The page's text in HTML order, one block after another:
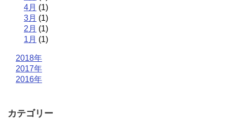
4月 (1)
3月 (1)
2月 (1)
1月 (1)
2018年
2017年
2016年
カテゴリー